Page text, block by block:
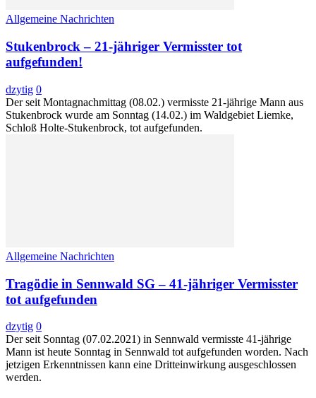
Allgemeine Nachrichten
Stukenbrock – 21-jähriger Vermisster tot
aufgefunden!
dzytig 0
Der seit Montagnachmittag (08.02.) vermisste 21-jährige Mann aus
Stukenbrock wurde am Sonntag (14.02.) im Waldgebiet Liemke,
Schloß Holte-Stukenbrock, tot aufgefunden.
Allgemeine Nachrichten
Tragödie in Sennwald SG – 41-jähriger Vermisster
tot aufgefunden
dzytig 0
Der seit Sonntag (07.02.2021) in Sennwald vermisste 41-jährige
Mann ist heute Sonntag in Sennwald tot aufgefunden worden. Nach
jetzigen Erkenntnissen kann eine Dritteinwirkung ausgeschlossen
werden.